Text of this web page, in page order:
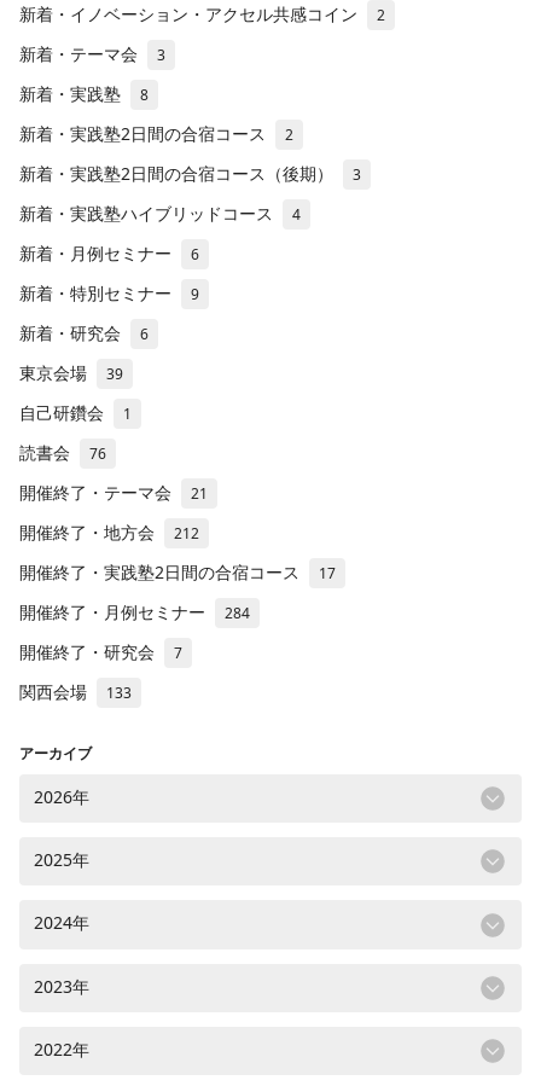
新着・イノベーション・アクセル共感コイン 2
新着・テーマ会 3
新着・実践塾 8
新着・実践塾2日間の合宿コース 2
新着・実践塾2日間の合宿コース（後期） 3
新着・実践塾ハイブリッドコース 4
新着・月例セミナー 6
新着・特別セミナー 9
新着・研究会 6
東京会場 39
自己研鑽会 1
読書会 76
開催終了・テーマ会 21
開催終了・地方会 212
開催終了・実践塾2日間の合宿コース 17
開催終了・月例セミナー 284
開催終了・研究会 7
関西会場 133
アーカイブ
2026年
2025年
2024年
2023年
2022年